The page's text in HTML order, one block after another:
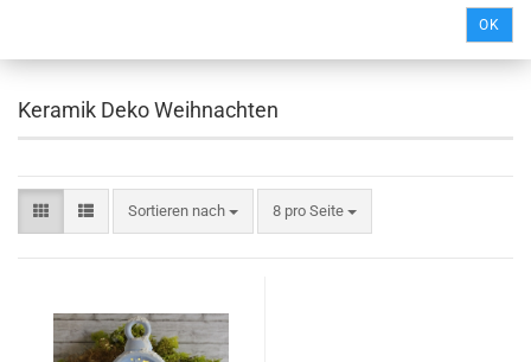
OK
Keramik Deko Weihnachten
Sortieren nach 8 pro Seite